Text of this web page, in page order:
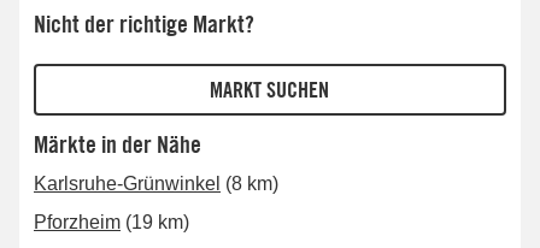
Nicht der richtige Markt?
Märkte in der Nähe
Karlsruhe-Grünwinkel (8 km)
Pforzheim (19 km)